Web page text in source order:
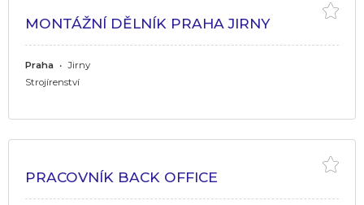
MONTÁŽNÍ DĚLNÍK PRAHA JIRNY
Praha • Jirny
Strojírenství
PRACOVNÍK BACK OFFICE